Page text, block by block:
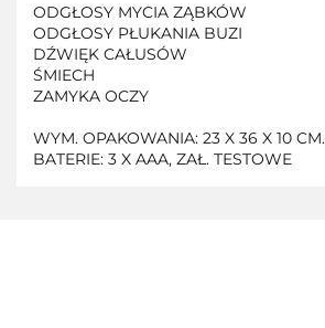
ODGŁOSY MYCIA ZĄBKÓW
ODGŁOSY PŁUKANIA BUZI
DŹWIĘK CAŁUSÓW
ŚMIECH
ZAMYKA OCZY
WYM. OPAKOWANIA: 23 X 36 X 10 CM.
BATERIE: 3 X AAA, ZAŁ. TESTOWE